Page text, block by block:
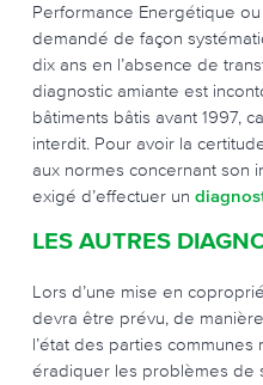
Performance Energétique
demandé de façon
dix ans en l’absence de
diagnostic amiante est
bâtiments bâtis avant 1997,
interdit. Pour avoir la
aux normes concernant son
exigé d’effectuer un
LES AUTRES
Lors d’une mise en
devra être prévu, de
l’état des parties communes
éradiquer les problèmes de